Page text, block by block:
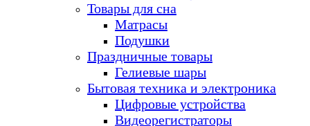
Товары для сна
Матрасы
Подушки
Праздничные товары
Гелиевые шары
Бытовая техника и электроника
Цифровые устройства
Видеорегистраторы